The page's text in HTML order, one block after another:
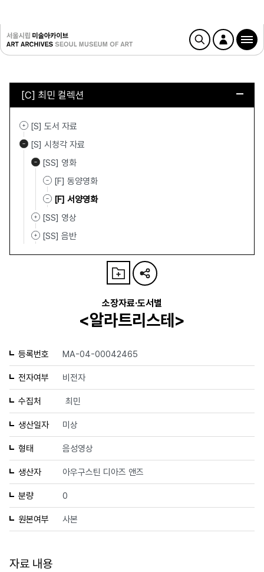
[C] 최민 컬렉션
[S] 도서 자료
[S] 시청각 자료
[SS] 영화
[F] 동양영화
[F] 서양영화
[SS] 영상
[SS] 음반
소장자료·도서별
<알라트리스테>
등록번호 MA-04-00042465
전자여부 비전자
수집처 최민
생산일자 미상
형태 음성영상
생산자 아우구스틴 디아즈 앤즈
분량 0
원본여부 사본
자료 내용